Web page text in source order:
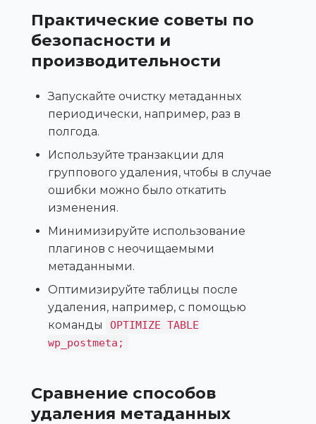
Практические советы по
безопасности и
производительности
Запускайте очистку метаданных
периодически, например, раз в
полгода.
Используйте транзакции для
группового удаления, чтобы в случае
ошибки можно было откатить
изменения.
Минимизируйте использование
плагинов с неочищаемыми
метаданными.
Оптимизируйте таблицы после
удаления, например, с помощью
команды
OPTIMIZE TABLE
wp_postmeta;
Сравнение способов
удаления метаданных